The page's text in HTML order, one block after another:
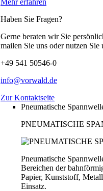
Mehr erfahren
Haben Sie Fragen?
Gerne beraten wir Sie
mailen Sie uns oder nutzen
+49 541 50546-0
info@vorwald.de
Zur Kontaktseite
Pneumatische
PNEUMATISCHE
Pneumatische
Bereichen der
Papier, Kunststoff,
Einsatz.